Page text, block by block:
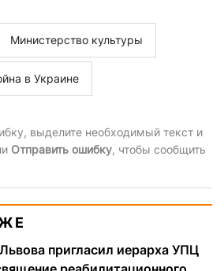
Министерство культуры
в Украине
выделите необходимый текст и
Отправить ошибку, чтобы сообщить
пригласил иерарха УПЦ